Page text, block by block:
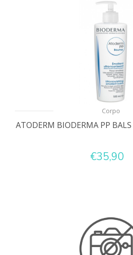
Corpo
ATODERM BIODERMA PP
€35,90